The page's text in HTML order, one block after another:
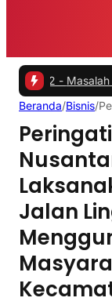
Masalah Utama
Beranda/Bisnis/
Jalan